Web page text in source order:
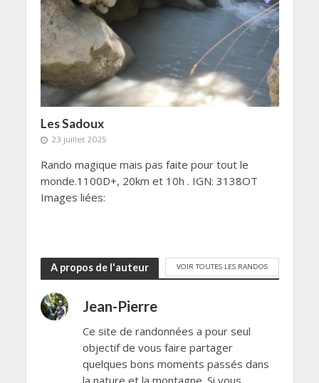
Les Sadoux
23 juillet 2025
Rando magique mais pas faite pour tout le
monde.1100D+, 20km et 10h . IGN: 3138OT
Images liées:
A propos de l'auteur VOIR TOUTES LES RANDOS
Jean-Pierre
Ce site de randonnées a pour seul
objectif de vous faire partager
quelques bons moments passés dans